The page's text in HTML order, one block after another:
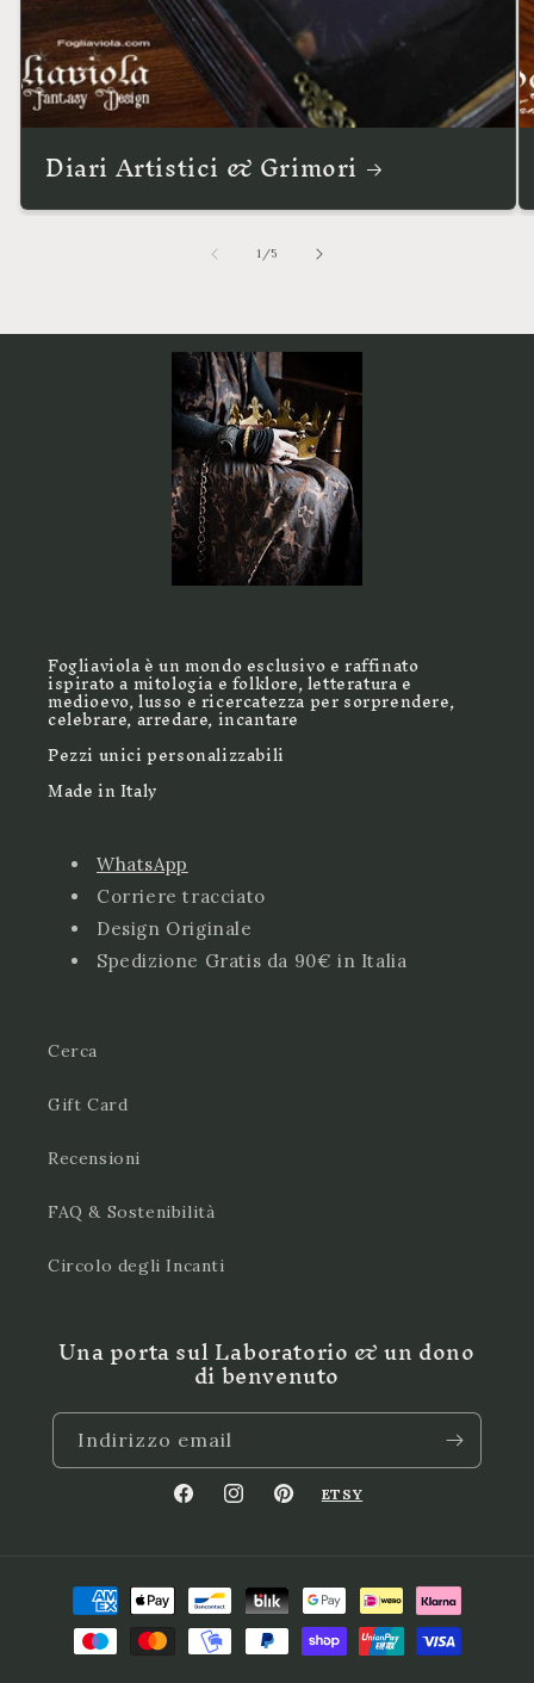
Diari Artistici & Grimori
1 /su5
Fogliaviola è un mondo esclusivo e raffinato
ispirato a mitologia e folklore, letteratura e
medioevo, lusso e ricercatezza per sorprendere,
celebrare, arredare, incantare
Pezzi unici personalizzabili
Made in Italy
WhatsApp
Corriere tracciato
Design Originale
Spedizione Gratis da 90€ in Italia
Cerca
Gift Card
Recensioni
FAQ & Sostenibilità
Circolo degli Incanti
Una porta sul Laboratorio & un dono
di benvenuto
Indirizzo email
FacebookInstagramPinterest
ETSY
Metodi
pagamento